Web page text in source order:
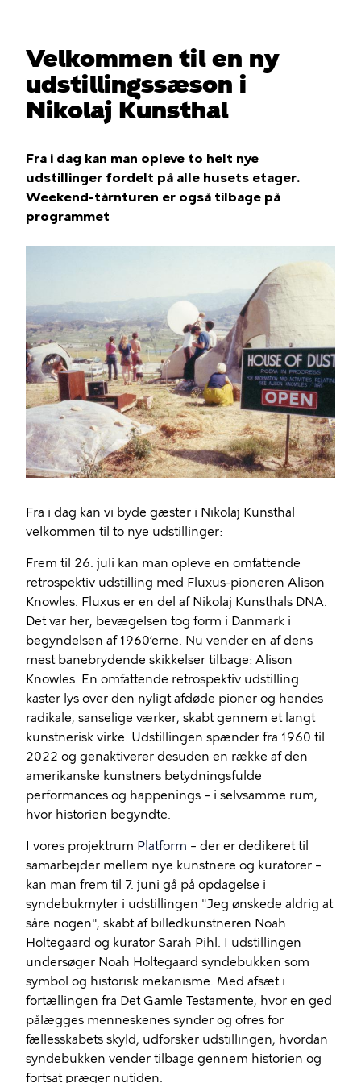
Velkommen til en ny
udstillingssæson i
Nikolaj Kunsthal
Fra i dag kan man opleve to helt nye
udstillinger fordelt på alle husets etager.
Weekend-tårnturen er også tilbage på
programmet
Fra i dag kan vi byde gæster i Nikolaj Kunsthal
velkommen til to nye udstillinger:
Frem til 26. juli kan man opleve en omfattende
retrospektiv udstilling med Fluxus-pioneren Alison
Knowles. Fluxus er en del af Nikolaj Kunsthals DNA.
Det var her, bevægelsen tog form i Danmark i
begyndelsen af 1960’erne. Nu vender en af dens
mest banebrydende skikkelser tilbage: Alison
Knowles. En omfattende retrospektiv udstilling
kaster lys over den nyligt afdøde pioner og hendes
radikale, sanselige værker, skabt gennem et langt
kunstnerisk virke. Udstillingen spænder fra 1960 til
2022 og genaktiverer desuden en række af den
amerikanske kunstners betydningsfulde
performances og happenings – i selvsamme rum,
hvor historien begyndte.
I vores projektrum Platform – der er dedikeret til
samarbejder mellem nye kunstnere og kuratorer –
kan man frem til 7. juni gå på opdagelse i
syndebukmyter i udstillingen "Jeg ønskede aldrig at
såre nogen", skabt af billedkunstneren Noah
Holtegaard og kurator Sarah Pihl. I udstillingen
undersøger Noah Holtegaard syndebukken som
symbol og historisk mekanisme. Med afsæt i
fortællingen fra Det Gamle Testamente, hvor en ged
pålægges menneskenes synder og ofres for
fællesskabets skyld, udforsker udstillingen, hvordan
syndebukken vender tilbage gennem historien og
fortsat præger nutiden.